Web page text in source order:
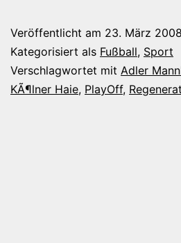
Alibi?
Veröffentlicht am 23. März 2008
Kategorisiert als Fußball, Sport
Verschlagwortet mit Adler
KÃ¶lner Haie, PlayOff,